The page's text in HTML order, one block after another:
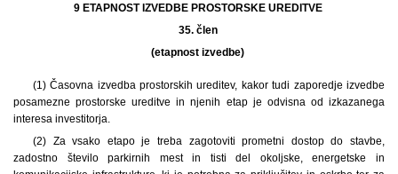
9 ETAPNOST IZVEDBE PROSTORSKE UREDITVE
35. člen
(etapnost izvedbe)
(1) Časovna izvedba prostorskih ureditev, kakor tudi zaporedje izvedbe
posamezne prostorske ureditve in njenih etap je odvisna od izkazanega
interesa investitorja.
(2) Za vsako etapo je treba zagotoviti prometni dostop do stavbe,
zadostno število parkirnih mest in tisti del okoljske, energetske in